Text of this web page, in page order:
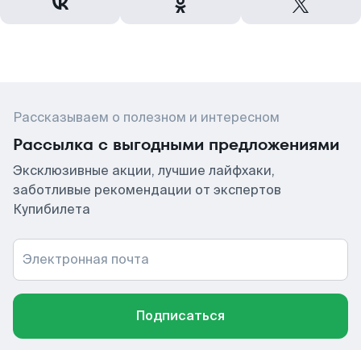
Рассказываем о полезном и интересном
Рассылка с выгодными предложениями
Эксклюзивные акции, лучшие лайфхаки,
заботливые рекомендации от экспертов
Купибилета
Электронная почта
Подписаться